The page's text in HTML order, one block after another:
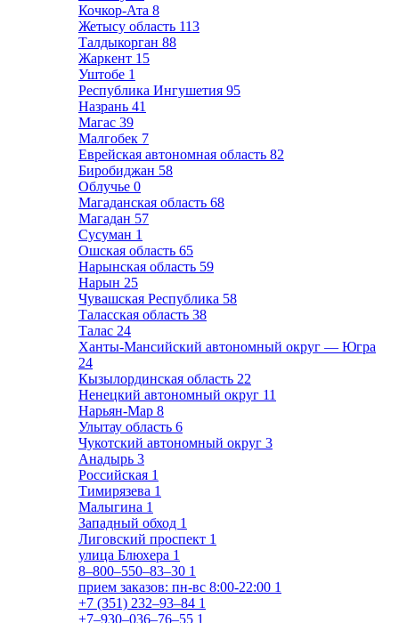
Кочкор-Ата 8
Жетысу область 113
Талдыкорган 88
Жаркент 15
Уштобе 1
Республика Ингушетия 95
Назрань 41
Магас 39
Малгобек 7
Еврейская автономная область 82
Биробиджан 58
Облучье 0
Магаданская область 68
Магадан 57
Сусуман 1
Ошская область 65
Нарынская область 59
Нарын 25
Чувашская Республика 58
Таласская область 38
Талас 24
Ханты-Мансийский автономный округ — Югра
24
Кызылординская область 22
Ненецкий автономный округ 11
Нарьян-Мар 8
Улытау область 6
Чукотский автономный округ 3
Анадырь 3
Российская 1
Тимирязева 1
Малыгина 1
Западный обход 1
Лиговский проспект 1
улица Блюхера 1
8‒800‒550‒83‒30 1
прием заказов: пн-вс 8:00-22:00 1
+7 (351) 232‒93‒84 1
+7‒930‒036‒76‒55 1